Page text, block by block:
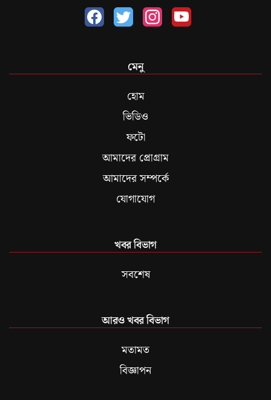
মেনু
হোম
ভিডিও
ফটো
আমাদের প্রোগ্রাম
আমাদের সম্পর্কে
যোগাযোগ
খবর বিভাগ
সবশেষ
আরও খবর বিভাগ
মতামত
বিজ্ঞাপন